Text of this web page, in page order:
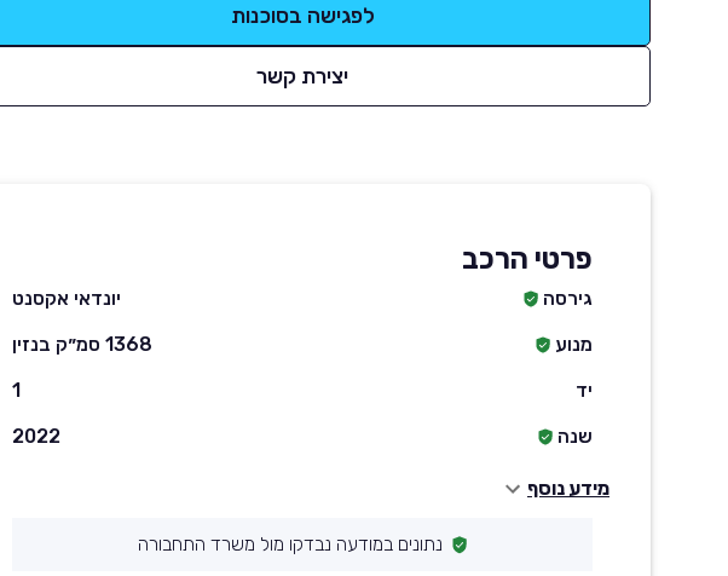
לפגישה בסוכנות
יצירת קשר
פרטי הרכב
גירסה
יונדאי אקסנט
מנוע
1368 סמ״ק בנזין
יד
1
שנה
2022
מידע נוסף
נתונים במודעה נבדקו מול משרד התחבורה